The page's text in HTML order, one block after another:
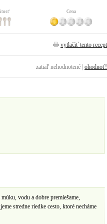
Cena
vytlačiť tento recept
zatiaľ nehodnotené | ohodnoť!
vodu a dobre premiešame,
stredne riedke cesto, ktoré necháme